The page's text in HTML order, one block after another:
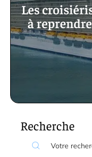
Les
à
Recherche